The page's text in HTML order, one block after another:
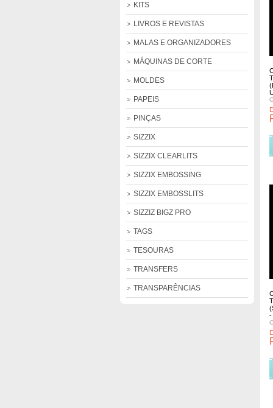
KITS
LIVROS E REVISTAS
MALAS E ORGANIZADORES
MÁQUINAS DE CORTE
MOLDES
PAPEIS
PINÇAS
SIZZIX
SIZZIX CLEARLITS
SIZZIX EMBOSSING
SIZZIX EMBOSSLITS
SIZZIZ BIGZ PRO
TAGS
TESOURAS
TRANSFERS
TRANSPARÊNCIAS
Comprar
-